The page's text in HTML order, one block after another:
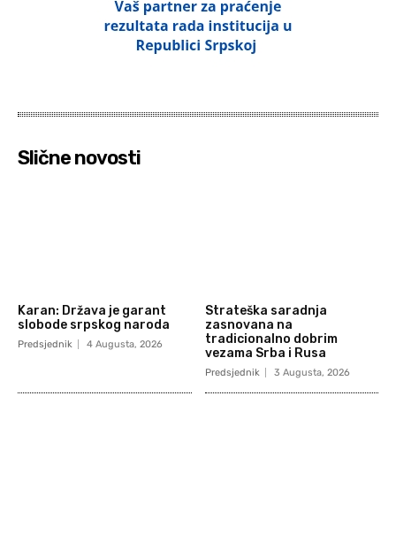
Slične novosti
Karan: Država je garant
slobode srpskog naroda
Predsjednik 4 Augusta, 2026
Strateška saradnja
zasnovana na
tradicionalno dobrim
vezama Srba i Rusa
Predsjednik 3 Augusta, 2026